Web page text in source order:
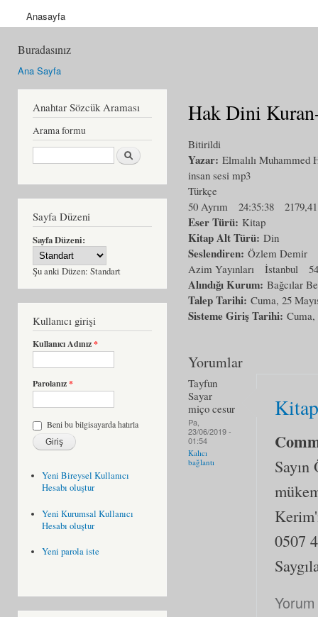
Anasayfa
Buradasınız
Ana Sayfa
Anahtar Sözcük Araması
Arama formu
Ara
Sayfa Düzeni
Sayfa Düzeni:
Şu anki Düzen: Standart
Kullanıcı girişi
Kullanıcı Adınız*
Parolanız*
Beni bu bilgisayarda hatırla
Yeni Bireysel Kullanıcı
Hesabı oluştur
Yeni Kurumsal Kullanıcı
Hesabı oluştur
Yeni parola iste
Hak Dini
Bitirildi
Yazar: Elmalılı Muhammed
insan sesi mp3
Türkçe
50 Ayrım
24:35:38
Eser Türü: Kitap
Kitap Alt Türü: Din
Seslendiren: Özlem Demir
Azim Yayınları
İstanbul
Alındığı Kurum: Bağcılar
Talep Tarihi: Cuma, 25
Sisteme Giriş Tarihi: Cuma,
Yorumlar
Tayfun
Sayar
miço cesur
Pa,
23/06/2019 -
01:54
Kalıcı
bağlantı
0507